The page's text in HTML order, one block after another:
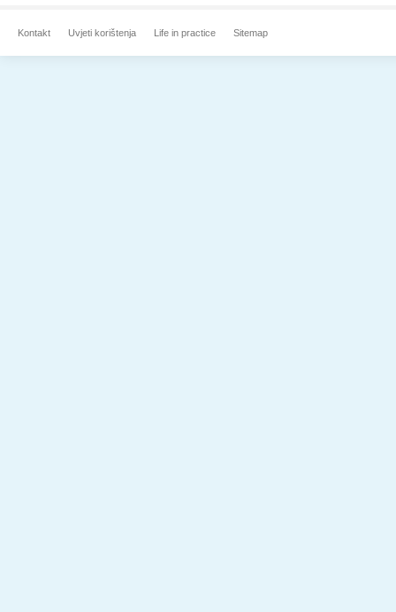
Kontakt Uvjeti korištenja Life in practice Sitemap